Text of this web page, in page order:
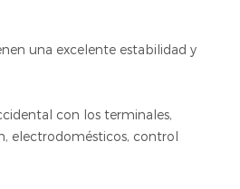
una excelente estabilidad y
con los terminales,
electrodomésticos, control